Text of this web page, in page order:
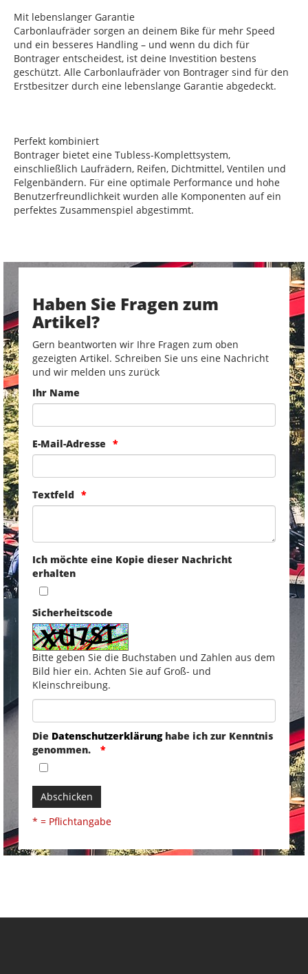
Mit lebenslanger Garantie
Carbonlaufräder sorgen an deinem Bike für mehr Speed
und ein besseres Handling – und wenn du dich für
Bontrager entscheidest, ist deine Investition bestens
geschützt. Alle Carbonlaufräder von Bontrager sind für den
Erstbesitzer durch eine lebenslange Garantie abgedeckt.
Perfekt kombiniert
Bontrager bietet eine Tubless-Komplettsystem,
einschließlich Laufrädern, Reifen, Dichtmittel, Ventilen und
Felgenbändern. Für eine optimale Performance und hohe
Benutzerfreundlichkeit wurden alle Komponenten auf ein
perfektes Zusammenspiel abgestimmt.
Haben Sie Fragen zum
Artikel?
Gern beantworten wir Ihre Fragen zum oben
gezeigten Artikel. Schreiben Sie uns eine Nachricht
und wir melden uns zurück
Ihr Name
E-Mail-Adresse
Textfeld
Ich möchte eine Kopie dieser Nachricht
erhalten
Sicherheitscode
Bitte geben Sie die Buchstaben und Zahlen aus dem
Bild hier ein. Achten Sie auf Groß- und
Kleinschreibung.
Die Datenschutzerklärunghabe ich zur Kenntnis
genommen.
Abschicken
* = Pflichtangabe